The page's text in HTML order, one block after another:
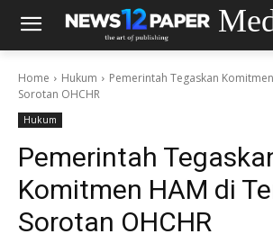
Home Hukum
Pemerintah Tegaskan
Sorotan OHCHR
Hukum
Pemerintah
Komitmen HAM di
Sorotan OHCHR